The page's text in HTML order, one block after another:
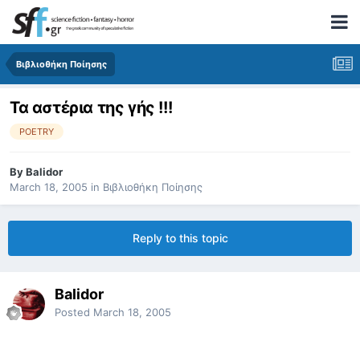
Βιβλιοθήκη Ποίησης
Τα αστέρια της γής !!!
POETRY
ByBalidor
March 18, 2005 in Βιβλιοθήκη Ποίησης
Reply to this topic
Balidor
Posted March 18, 2005